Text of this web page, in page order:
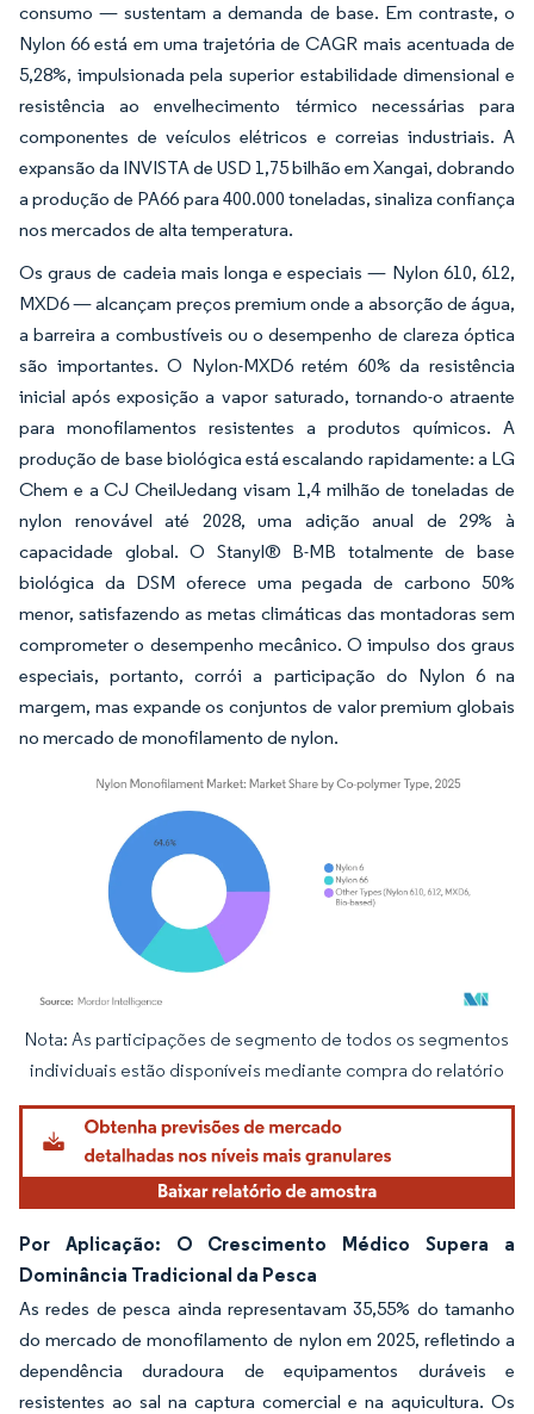
consumo — sustentam a demanda de base. Em contraste, o
Nylon 66 está em uma trajetória de CAGR mais acentuada de
5,28%, impulsionada pela superior estabilidade dimensional e
resistência ao envelhecimento térmico necessárias para
componentes de veículos elétricos e correias industriais. A
expansão da INVISTA de USD 1,75 bilhão em Xangai, dobrando
a produção de PA66 para 400.000 toneladas, sinaliza confiança
nos mercados de alta temperatura.
Os graus de cadeia mais longa e especiais — Nylon 610, 612,
MXD6 — alcançam preços premium onde a absorção de água,
a barreira a combustíveis ou o desempenho de clareza óptica
são importantes. O Nylon-MXD6 retém 60% da resistência
inicial após exposição a vapor saturado, tornando-o atraente
para monofilamentos resistentes a produtos químicos. A
produção de base biológica está escalando rapidamente: a LG
Chem e a CJ CheilJedang visam 1,4 milhão de toneladas de
nylon renovável até 2028, uma adição anual de 29% à
capacidade global. O Stanyl® B-MB totalmente de base
biológica da DSM oferece uma pegada de carbono 50%
menor, satisfazendo as metas climáticas das montadoras sem
comprometer o desempenho mecânico. O impulso dos graus
especiais, portanto, corrói a participação do Nylon 6 na
margem, mas expande os conjuntos de valor premium globais
no mercado de monofilamento de nylon.
Imagem © Mordor Intelligence. O reuso requer atribuição conforme CC BY 4.0.
Nota: As participações de segmento de todos os segmentos
individuais estão disponíveis mediante compra do relatório
Por Aplicação: O Crescimento Médico Supera a
Dominância Tradicional da Pesca
As redes de pesca ainda representavam 35,55% do tamanho
do mercado de monofilamento de nylon em 2025, refletindo a
dependência duradoura de equipamentos duráveis e
resistentes ao sal na captura comercial e na aquicultura. Os